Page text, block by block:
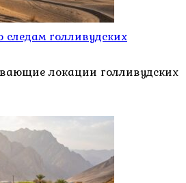
голливудских
локации голливудских